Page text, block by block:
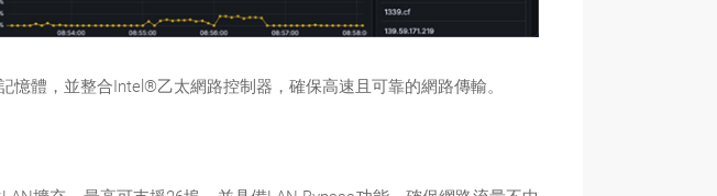
憶體，並整合Intel®乙太網路控制器，確保高速且可靠的網路傳輸。